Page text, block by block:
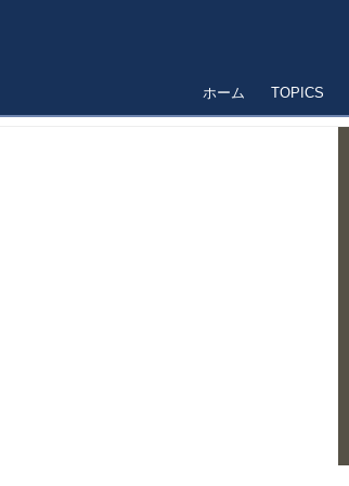
ホーム TOPICS